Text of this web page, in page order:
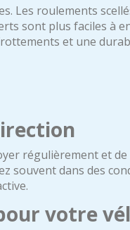
Les roulements
sont plus faciles à
et une
régulièrement et
souvent dans des
votre